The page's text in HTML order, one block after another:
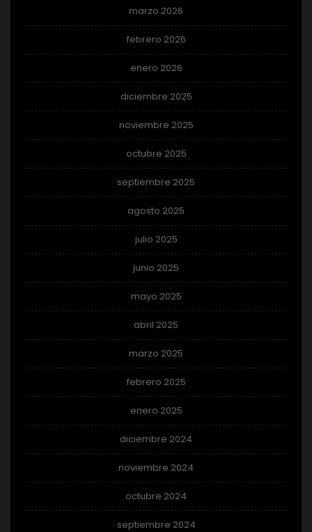
marzo 2026
febrero 2026
enero 2026
diciembre 2025
noviembre 2025
octubre 2025
septiembre 2025
agosto 2025
julio 2025
junio 2025
mayo 2025
abril 2025
marzo 2025
febrero 2025
enero 2025
diciembre 2024
noviembre 2024
octubre 2024
septiembre 2024